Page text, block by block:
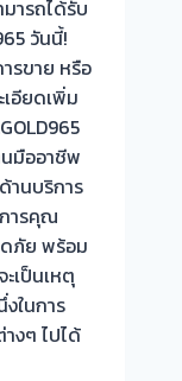
ารถได้รับ
วันนี้!
รขาย หรือ
อียดเพิ่ม
มืออาชีพ
านบริการ
ารคุณ
ดภัย พร้อม
เป็นเหตุ
ในการ
งๆ ไปได้